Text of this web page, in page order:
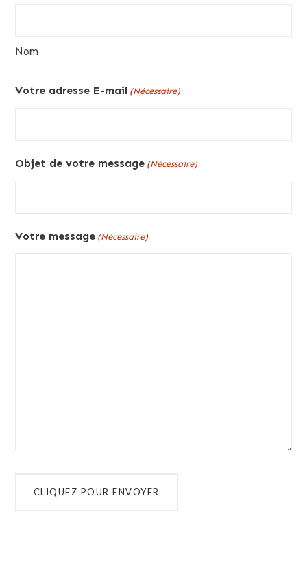
Nom
Votre adresse E-mail (Nécessaire)
Objet de votre message (Nécessaire)
Votre message (Nécessaire)